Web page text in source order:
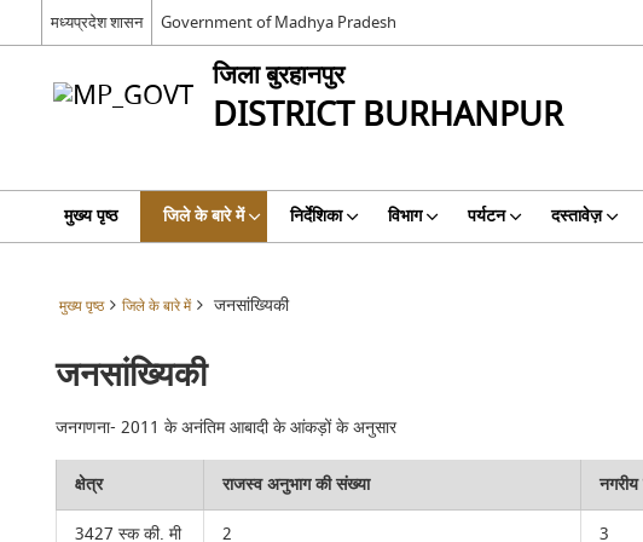
मध्यप्रदेश शासन Government of Madhya Pradesh
जिला बुरहानपुर
DISTRICT BURHANPUR
मुख्य पृष्ठ जिले के बारे में निर्देशिका विभाग पर्यटन दस्तावेज़
मुख्य पृष्ठ जिले के बारे में जनसांख्यिकी
जनसांख्यिकी
जनगणना- 2011 के अनंतिम आबादी के आंकड़ों के अनुसार
क्षेत्र राजस्व अनुभाग की संख्या
3427 स्क की. मी
2 3